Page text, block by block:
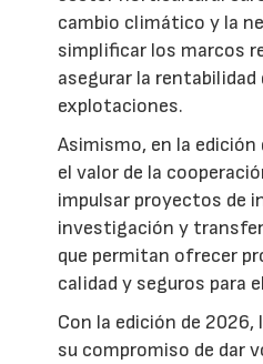
cambio climático y la
simplificar los marcos
asegurar la rentabilidad
explotaciones.
Asimismo, en la
el valor de la
impulsar proyectos de
investigación y
que permitan ofrecer
calidad y seguros para
Con la edición de 2026,
su compromiso de dar